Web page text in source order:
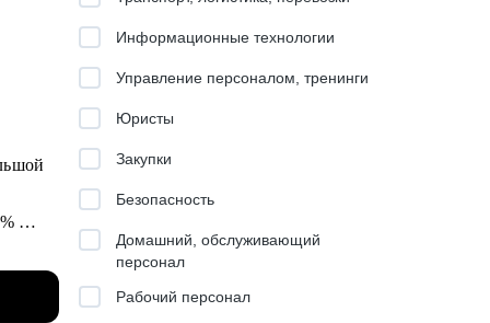
Информационные технологии
Управление персоналом, тренинги
Юристы
Закупки
Безопасность
Домашний, обслуживающий
персонал
Рабочий персонал